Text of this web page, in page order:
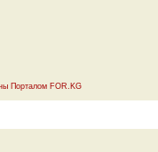
Порталом FOR.KG